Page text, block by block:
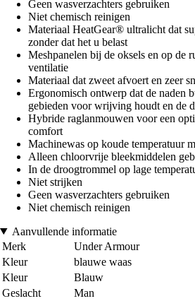
Geen wasverzachters gebruiken
Niet chemisch reinigen
Materiaal HeatGear® ultralicht dat
zonder dat het u belast
Meshpanelen bij de oksels en op de
ventilatie
Materiaal dat zweet afvoert en zeer
Ergonomisch ontwerp dat de naden
gebieden voor wrijving houdt en de
Hybride raglanmouwen voor een
comfort
Machinewas op koude temperatuur
Alleen chloorvrije bleekmiddelen
In de droogtrommel op lage
Niet strijken
Geen wasverzachters gebruiken
Niet chemisch reinigen
Aanvullende informatie
Merk
Under Armour
Kleur
blauwe waas
Kleur
Blauw
Geslacht
Man